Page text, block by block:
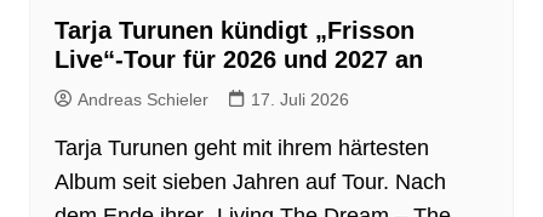
Tarja Turunen kündigt „Frisson
Live“-Tour für 2026 und 2027 an
Andreas Schieler 17. Juli 2026
Tarja Turunen geht mit ihrem härtesten
Album seit sieben Jahren auf Tour. Nach